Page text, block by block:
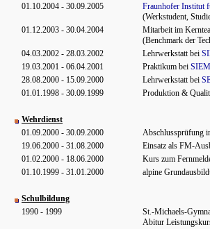
01.10.2004 - 30.09.2005
Fraunhofer Institut
(Werkstudent,
01.12.2003 - 30.04.2004
Mitarbeit im
(Benchmark der
04.03.2002 - 28.03.2002
Lehrwerkstatt bei
19.03.2001 - 06.04.2001
Praktikum bei
28.08.2000 - 15.09.2000
Lehrwerkstatt bei
01.01.1998 - 30.09.1999
Produktion &
Wehrdienst
01.09.2000 - 30.09.2000
Abschlussprüfung
19.06.2000 - 31.08.2000
Einsatz als FM-
01.02.2000 - 18.06.2000
Kurs zum
01.10.1999 - 31.01.2000
alpine
Schulbildung
1990 - 1999
St.-Michaels-
Abitur